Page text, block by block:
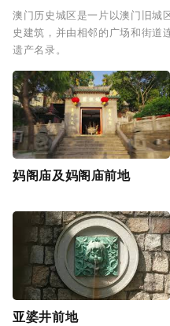
澳门历史城区是一片以澳门旧城
史建筑，并由相邻的广场和街道
遗产名录。
妈阁庙及妈阁庙前地
亚婆井前地